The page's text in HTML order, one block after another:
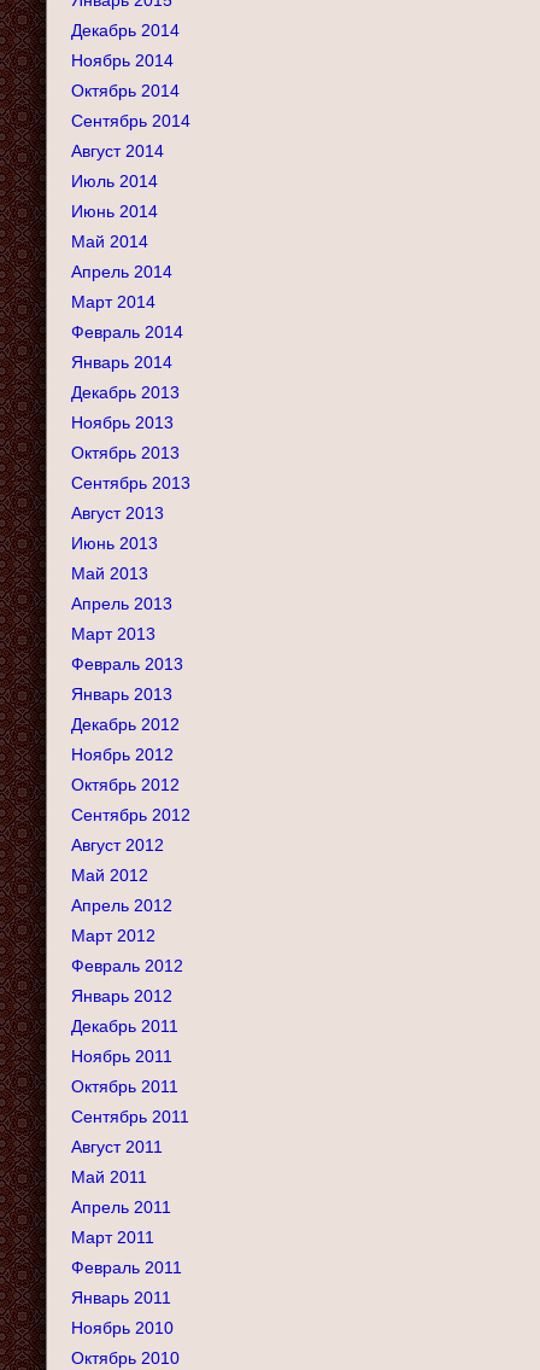
Декабрь 2014
Ноябрь 2014
Октябрь 2014
Сентябрь 2014
Август 2014
Июль 2014
Июнь 2014
Май 2014
Апрель 2014
Март 2014
Февраль 2014
Январь 2014
Декабрь 2013
Ноябрь 2013
Октябрь 2013
Сентябрь 2013
Август 2013
Июнь 2013
Май 2013
Апрель 2013
Март 2013
Февраль 2013
Январь 2013
Декабрь 2012
Ноябрь 2012
Октябрь 2012
Сентябрь 2012
Август 2012
Май 2012
Апрель 2012
Март 2012
Февраль 2012
Январь 2012
Декабрь 2011
Ноябрь 2011
Октябрь 2011
Сентябрь 2011
Август 2011
Май 2011
Апрель 2011
Март 2011
Февраль 2011
Январь 2011
Ноябрь 2010
Октябрь 2010